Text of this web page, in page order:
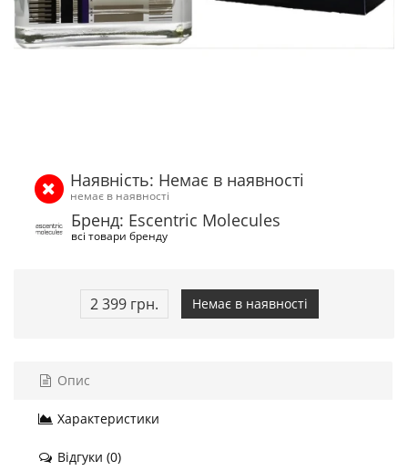
Наявність: Немає в наявності
немає в наявності
Бренд: Escentric Molecules
всі товари бренду
2 399 грн. Немає в наявності
Опис
Характеристики
Відгуки (0)